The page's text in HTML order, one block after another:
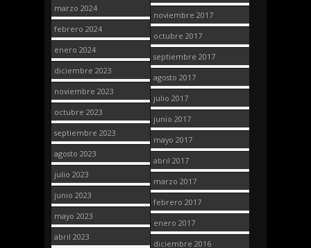
marzo 2024
febrero 2024
enero 2024
diciembre 2023
noviembre 2023
octubre 2023
septiembre 2023
agosto 2023
julio 2023
junio 2023
mayo 2023
abril 2023
noviembre 2017
octubre 2017
septiembre 2017
agosto 2017
julio 2017
junio 2017
mayo 2017
abril 2017
marzo 2017
febrero 2017
enero 2017
diciembre 2016